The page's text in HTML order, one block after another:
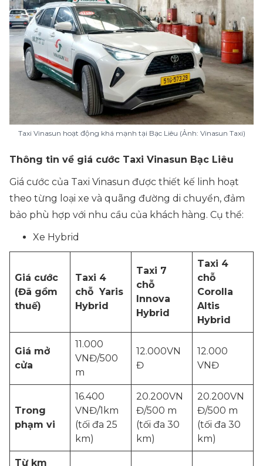
Taxi Vinasun hoạt động khá mạnh tại Bạc Liêu (Ảnh: Vinasun Taxi)
Thông tin về giá cước Taxi Vinasun Bạc Liêu
Giá cước của Taxi Vinasun được thiết kế linh hoạt
theo từng loại xe và quãng đường di chuyển, đảm
bảo phù hợp với nhu cầu của khách hàng. Cụ thể:
Xe Hybrid
Giá cước
(Đã gồm
thuế)
Taxi 4
chỗ Yaris
Hybrid
Taxi 7
chỗ
Innova
Hybrid
Taxi 4
chỗ
Corolla
Altis
Hybrid
Giá mở
cửa
11.000
VNĐ/500
m
12.000VN
Đ
12.000
VNĐ
Trong
phạm vi
16.400
VNĐ/1km
(tối đa 25
km)
20.200VN
Đ/500 m
(tối đa 30
km)
20.200VN
Đ/500 m
(tối đa 30
km)
Từ km